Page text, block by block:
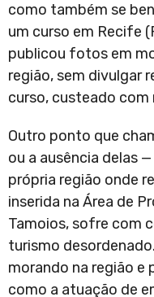
como também se
um curso em Recife
publicou fotos em
região, sem divulgar
curso, custeado com
Outro ponto que
ou a ausência delas
própria região onde
inserida na Área de
Tamoios, sofre com
turismo
morando na região e
como a atuação de